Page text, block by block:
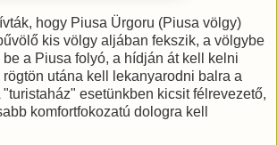
hogy Piusa Ürgoru (Piusa völgy)
kis völgy aljában fekszik, a völgybe
a Piusa folyó, a hídján át kell kelni
utána kell lekanyarodni balra a
esetünkben kicsit félrevezető,
komfortfokozatú dologra kell